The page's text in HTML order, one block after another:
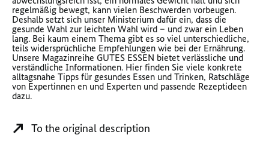
regelmäßig bewegt, kann vielen Beschwerden vorbeugen.
Deshalb setzt sich unser Ministerium dafür ein, dass die
gesunde Wahl zur leichten Wahl wird – und zwar ein Leben
lang. Bei kaum einem Thema gibt es so viel unterschiedliche,
teils widersprüchliche Empfehlungen wie bei der Ernährung.
Unsere Magazinreihe GUTES ESSEN bietet verlässliche und
verständliche Informationen. Hier finden Sie viele konkrete
alltagsnahe Tipps für gesundes Essen und Trinken, Ratschläge
von Expertinnen en und Experten und passende Rezeptideen
dazu.
To the original description